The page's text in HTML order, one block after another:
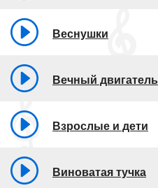
Веснушки
Вечный двигатель
Взрослые и дети
Виноватая тучка